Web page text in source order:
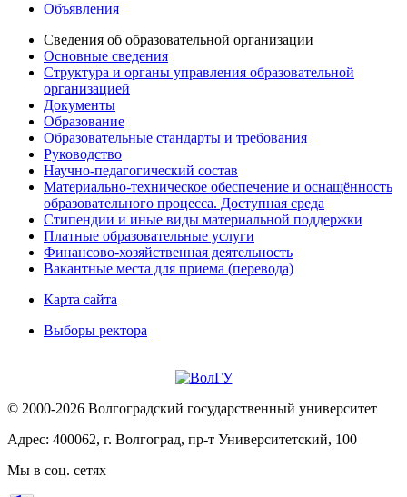
Объявления
Сведения об образовательной организации
Основные сведения
Структура и органы управления образовательной
организацией
Документы
Образование
Образовательные стандарты и требования
Руководство
Научно-педагогический состав
Материально-техническое обеспечение и оснащённость
образовательного процесса. Доступная среда
Стипендии и иные виды материальной поддержки
Платные образовательные услуги
Финансово-хозяйственная деятельность
Вакантные места для приема (перевода)
Карта сайта
Выборы ректора
© 2000-2026 Волгоградский государственный университет
Адрес: 400062, г. Волгоград, пр-т Университетский, 100
Мы в соц. сетях